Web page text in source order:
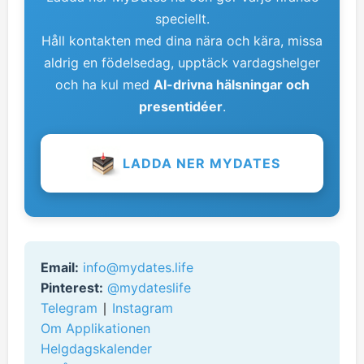
vänner. Se till exempelvilka helgdagar det är i
Sverige idageller vilka helgdagar det är i
Sverige imorgon.
speciellt.
Håll kontakten med dina nära och kära, missa
aldrig en födelsedag, upptäck vardagshelger
och ha kul med AI-drivna hälsningar och
presentidéer.
LADDA NER MYDATES
Email: info@mydates.life
Pinterest: @mydateslife
Telegram ∣ Instagram
Om Applikationen
Helgdagskalender